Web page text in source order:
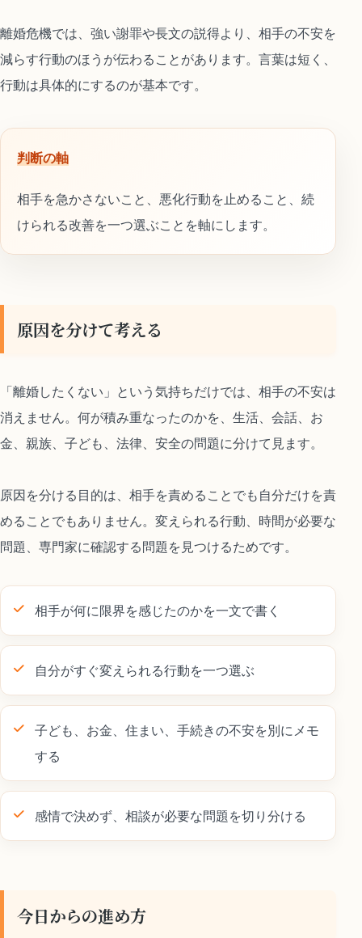
離婚危機では、強い謝罪や長文の説得より、相手の不安を
減らす行動のほうが伝わることがあります。言葉は短く、
行動は具体的にするのが基本です。
判断の軸
相手を急かさないこと、悪化行動を止めること、続
けられる改善を一つ選ぶことを軸にします。
原因を分けて考える
「離婚したくない」という気持ちだけでは、相手の不安は
消えません。何が積み重なったのかを、生活、会話、お
金、親族、子ども、法律、安全の問題に分けて見ます。
原因を分ける目的は、相手を責めることでも自分だけを責
めることでもありません。変えられる行動、時間が必要な
問題、専門家に確認する問題を見つけるためです。
相手が何に限界を感じたのかを一文で書く
自分がすぐ変えられる行動を一つ選ぶ
子ども、お金、住まい、手続きの不安を別にメモ
する
感情で決めず、相談が必要な問題を切り分ける
今日からの進め方